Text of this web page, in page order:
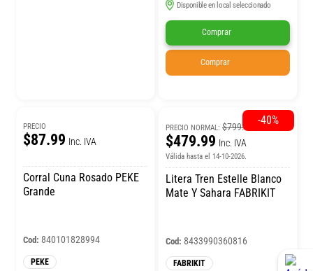
Disponible en local seleccionado
Comprar
Comprar
PRECIO
$87.99 Inc. IVA
Corral Cuna Rosado PEKE
Grande
Cod: 840101828994
PEKE
PRECIO NORMAL: $799.99
$479.99 Inc. IVA
Válida hasta el 14-10-2026.
Litera Tren Estelle Blanco
Mate Y Sahara FABRIKIT
Cod: 8433990360816
FABRIKIT
-40%